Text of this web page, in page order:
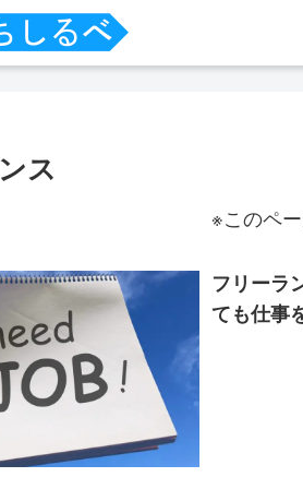
ス
※このペ
フリーラ
ても仕事